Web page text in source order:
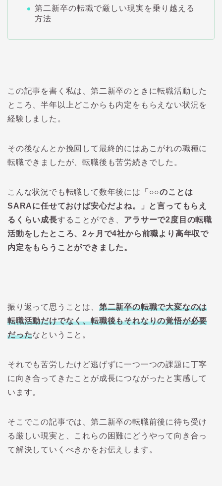
第二新卒の転職で厳しい現実を乗り越える
方法
この記事を書く私は、第二新卒のときに転職活動した
ところ、半年以上どこからも内定をもらえない状況を
経験しました。
その後なんとか挽回して最終的にはあこがれの職種に
転職できましたが、転職後も苦労続きでした。
こんな状況でも転職して数年後には
「○○のことは
SARAに任せておけば安心だよね。」と言ってもらえ
るくらい成長することができ、 アラサーで2度目の転職
活動をしたところ、2ヶ月で4社から前職より高年収で
内定をもらうことができました。
振り返って思うことは、 第二新卒の転職で大変なのは
転職活動だけでなく、転職後もそれなりの覚悟が必要
だったなということ。
それでも苦労したけど逃げずに一つ一つの課題に丁寧
に向き合ってきたことが成長につながったと実感して
います。
そこでこの記事では、第二新卒の転職前後に待ち受け
る厳しい現実と、これらの困難にどうやって向き合っ
て解決していくべきかをお伝えします。